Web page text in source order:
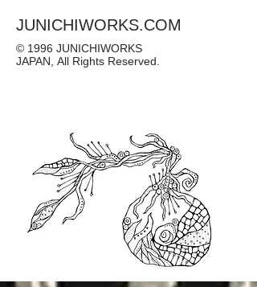
JUNICHIWORKS.COM
© 1996 JUNICHIWORKS
JAPAN, All Rights Reserved.